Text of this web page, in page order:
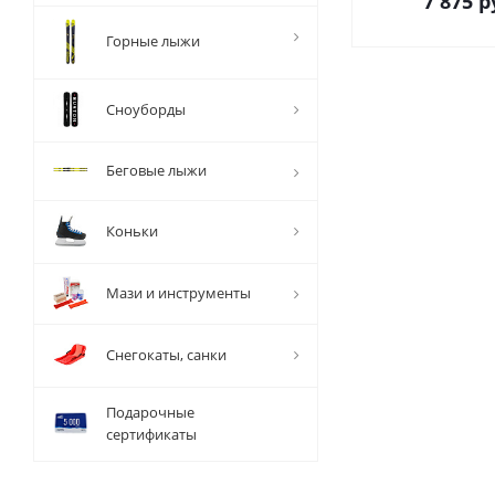
Горные лыжи
Сноуборды
Беговые лыжи
Коньки
Мази и инструменты
Снегокаты, санки
Подарочные
сертификаты